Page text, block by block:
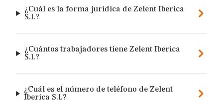
¿Cuál es la forma jurídica de Zelent Iberica
S.l.?
¿Cuántos trabajadores tiene Zelent Iberica
S.l.?
¿Cuál es el número de teléfono de Zelent
Iberica S.l.?